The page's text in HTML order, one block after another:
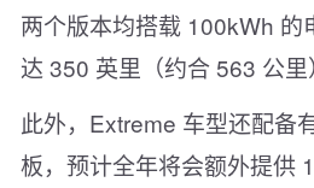
两个版本均搭载 100kWh 的
达 350 英里（约合 563 公里
此外，Extreme 车型还配备
板，预计全年将会额外提供